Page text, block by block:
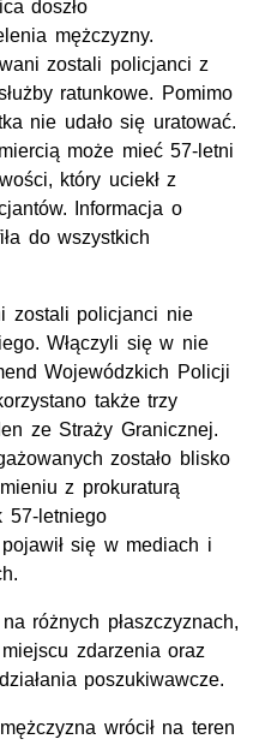
doszło
mężczyzny.
zostali policjanci z
ratunkowe. Pomimo
nie udało się uratować.
może mieć 57-letni
który uciekł z
Informacja o
do wszystkich
zostali policjanci nie
Włączyli się w nie
Wojewódzkich Policji
także trzy
ze Straży Granicznej.
zostało blisko
z prokuraturą
57-letniego
się w mediach i
różnych płaszczyznach,
zdarzenia oraz
poszukiwawcze.
wrócił na teren